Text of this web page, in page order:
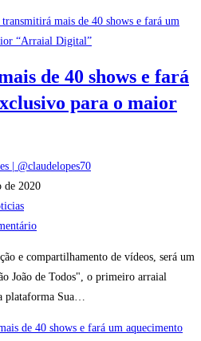
de 40 shows e fará
para o maior
| @claudelopes70
de 2020
e compartilhamento de vídeos, será um
João de Todos", o primeiro arraial
plataforma Sua…
de 40 shows e fará um aquecimento